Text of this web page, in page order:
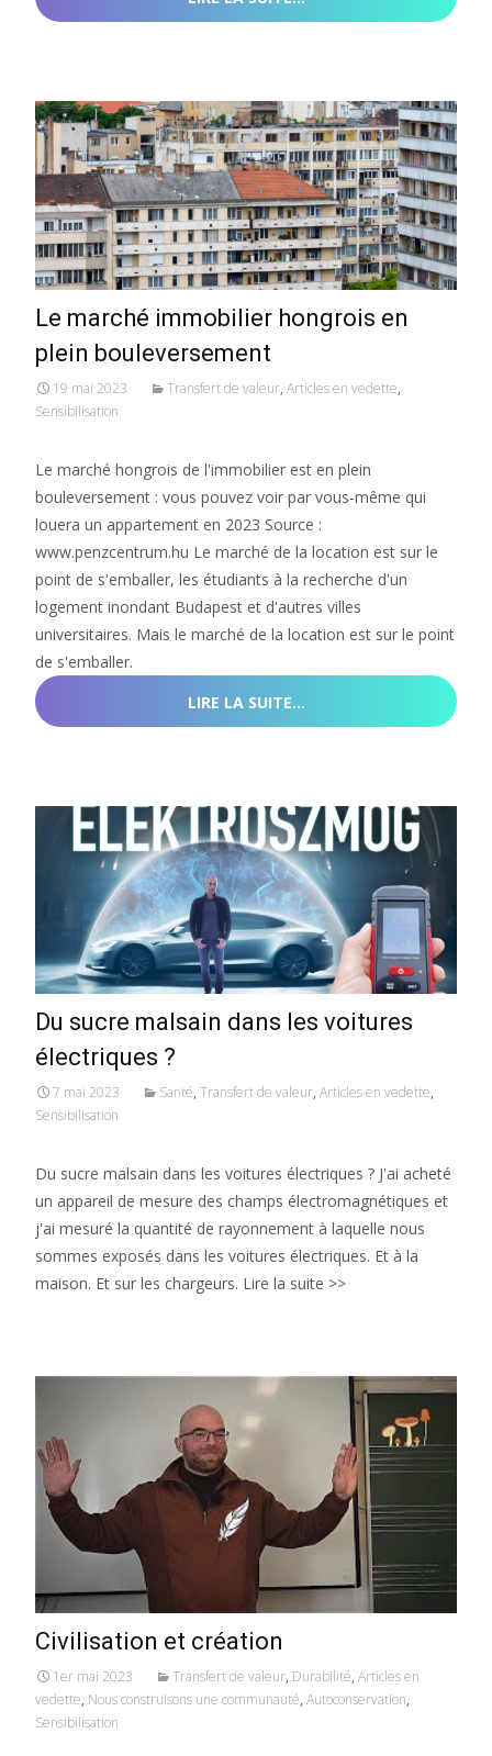
Le marché immobilier hongrois en
plein bouleversement
19 mai 2023 Transfert de valeur, Articles en vedette,
Sensibilisation
Le marché hongrois de l'immobilier est en plein
bouleversement : vous pouvez voir par vous-même qui
louera un appartement en 2023 Source :
www.penzcentrum.hu Le marché de la location est sur le
point de s'emballer, les étudiants à la recherche d'un
logement inondant Budapest et d'autres villes
universitaires. Mais le marché de la location est sur le point
de s'emballer.
LIRE LA SUITE…
Du sucre malsain dans les voitures
électriques ?
7 mai 2023 Santé, Transfert de valeur, Articles en vedette,
Sensibilisation
Du sucre malsain dans les voitures électriques ? J'ai acheté
un appareil de mesure des champs électromagnétiques et
j'ai mesuré la quantité de rayonnement à laquelle nous
sommes exposés dans les voitures électriques. Et à la
maison. Et sur les chargeurs. Lire la suite >>
Civilisation et création
1er mai 2023 Transfert de valeur, Durabilité, Articles en
vedette, Nous construisons une communauté, Autoconservation,
Sensibilisation